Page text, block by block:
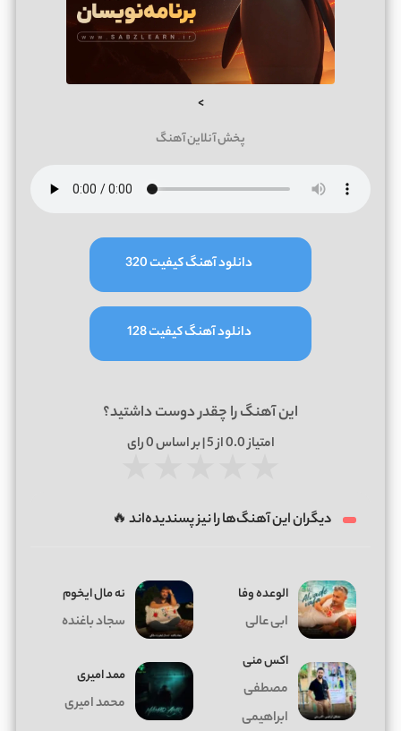
>
پخش آنلاین آهنگ
دانلود آهنگ کیفیت 320
دانلود آهنگ کیفیت 128
این آهنگ را چقدر دوست داشتید؟
امتیاز0.0از 5 | بر اساس 0رای
دیگران این آهنگ‌ها را نیز پسندیده‌اند 🔥
الوعده وفا
ابی عالی
ﻧﻪ ﻣﺎل اﻳﺨﻮم
سجاد باغنده
اکس منی
مصطفی
ابراهیمی
ممد امیری
محمد امیری